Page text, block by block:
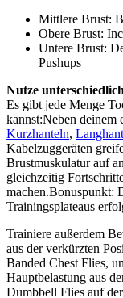
Mittlere Brust:
Obere Brust:
Untere Brust:
Pushups
Nutze
Es gibt jede Menge
kannst:Neben deinem
Kurzhanteln,
Kabelzuggeräten
Brustmuskulatur auf
gleichzeitig
machen.Bonuspunkt:
Trainingsplateaus
Trainiere außerdem
aus der verkürzten
Banded Chest Flies,
Hauptbelastung aus
Dumbbell Flies auf